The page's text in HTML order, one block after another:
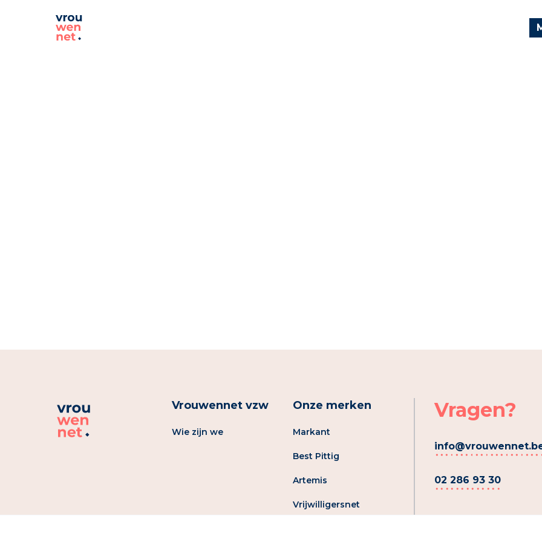
Vrouwennet vzw
Wie zijn we
Onze merken
Markant
Best Pittig
Artemis
Vrijwilligersnet
Vragen?
02 286 93 30